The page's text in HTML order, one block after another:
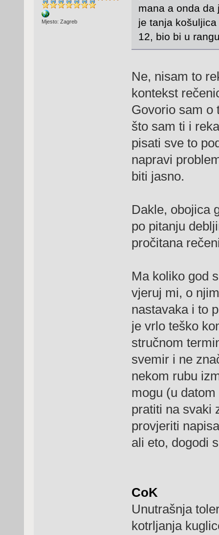
Mjesto: Zagreb
mana a onda da
je tanja
12, bio bi u
Ne, nisam to
kontekst
Govorio sam o
što sam ti i
pisati sve to
napravi
biti jasno.
Dakle, obojica
po pitanju
pročitana
Ma koliko god
vjeruj mi, o
nastavaka i to
je vrlo teško
stručnom
svemir i ne
nekom rubu
mogu (u
pratiti na svaki
provjeriti
ali eto, dogodi
CoK
Unutrašnja
kotrljanja